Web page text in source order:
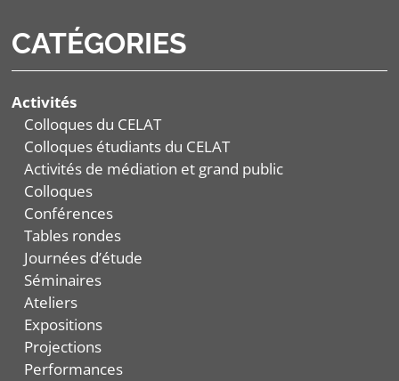
CATÉGORIES
Activités
Colloques du CELAT
Colloques étudiants du CELAT
Activités de médiation et grand public
Colloques
Conférences
Tables rondes
Journées d’étude
Séminaires
Ateliers
Expositions
Projections
Performances